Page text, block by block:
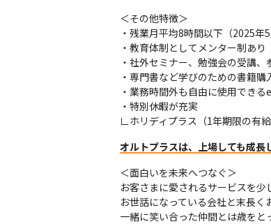
＜その他特徴＞
・残業月平均8時間以下（2025年5
・教育体制としてメンター制あり
・社外セミナー、勉強会の受講
・専門書など学びのための書籍購
・業務時間外も自由に使用でき
・特別休暇が充実
∟ホリディプラス（1年期限の有
オルトプラスは、上場しても成長
＜面白いを未来へつなぐ＞
お客さまに愛されるサービスを少
お世話になっている会社と末長く
一緒に笑い合った仲間とは歳をと